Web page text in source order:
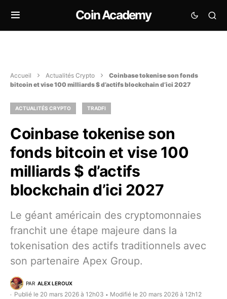
Coin Academy
Accueil Actualités Crypto
Coinbase tokenise son fonds
bitcoin et vise 100 milliards $ d’actifs blockchain d’ici 2027
ACTUALITÉS CRYPTO TRADFI
Coinbase tokenise son
fonds bitcoin et vise 100
milliards $ d’actifs
blockchain d’ici 2027
Le géant américain des cryptomonnaies
franchit une étape majeure dans la
tokenisation des actifs traditionnels avec
son partenaire Apex Group.
PAR ALEX LEROUX
Publié le 20 mars 2026 à 12h03 • Modifié le 20 mars 2026 à 12h12